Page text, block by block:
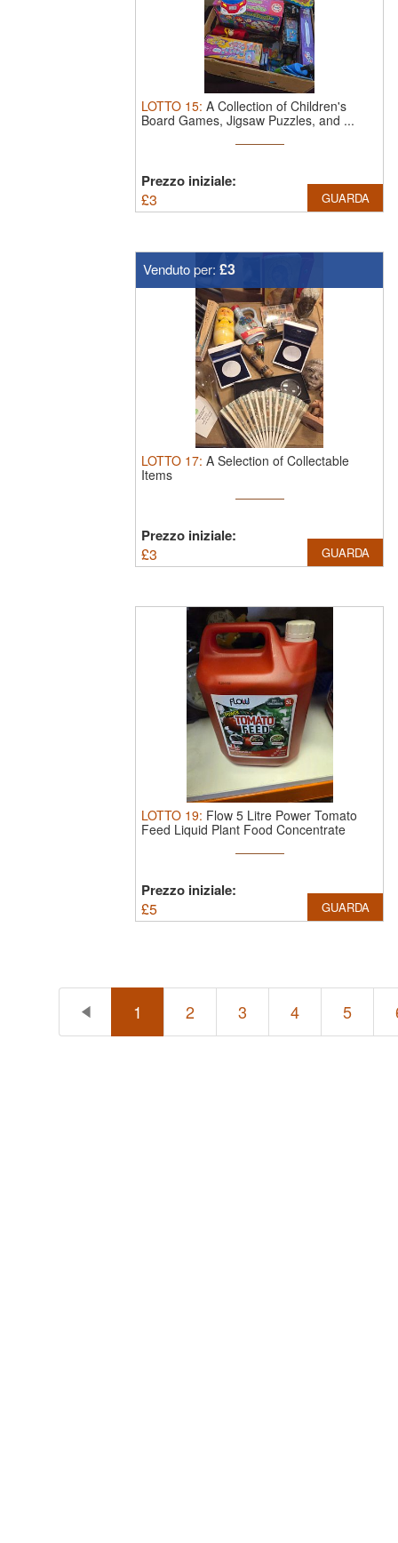
LOTTO 15: A Collection of Children's
Board Games, Jigsaw Puzzles, and ...
Prezzo iniziale:
£3 GUARDA
Venduto per: £3
LOTTO 17: A Selection of Collectable
Items
Prezzo iniziale:
£3 GUARDA
LOTTO 19: Flow 5 Litre Power Tomato
Feed Liquid Plant Food Concentrate
Prezzo iniziale:
£5 GUARDA
1 2 3 4 5